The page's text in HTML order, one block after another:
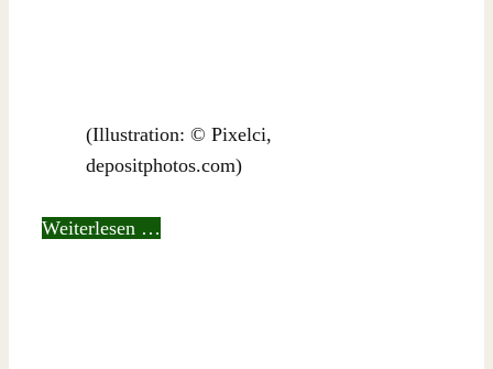
(Illustration: © Pixelci,
depositphotos.com)
Weiterlesen …